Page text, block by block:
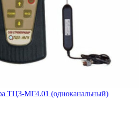
ТЦ3-МГ4.01 (одноканальный)